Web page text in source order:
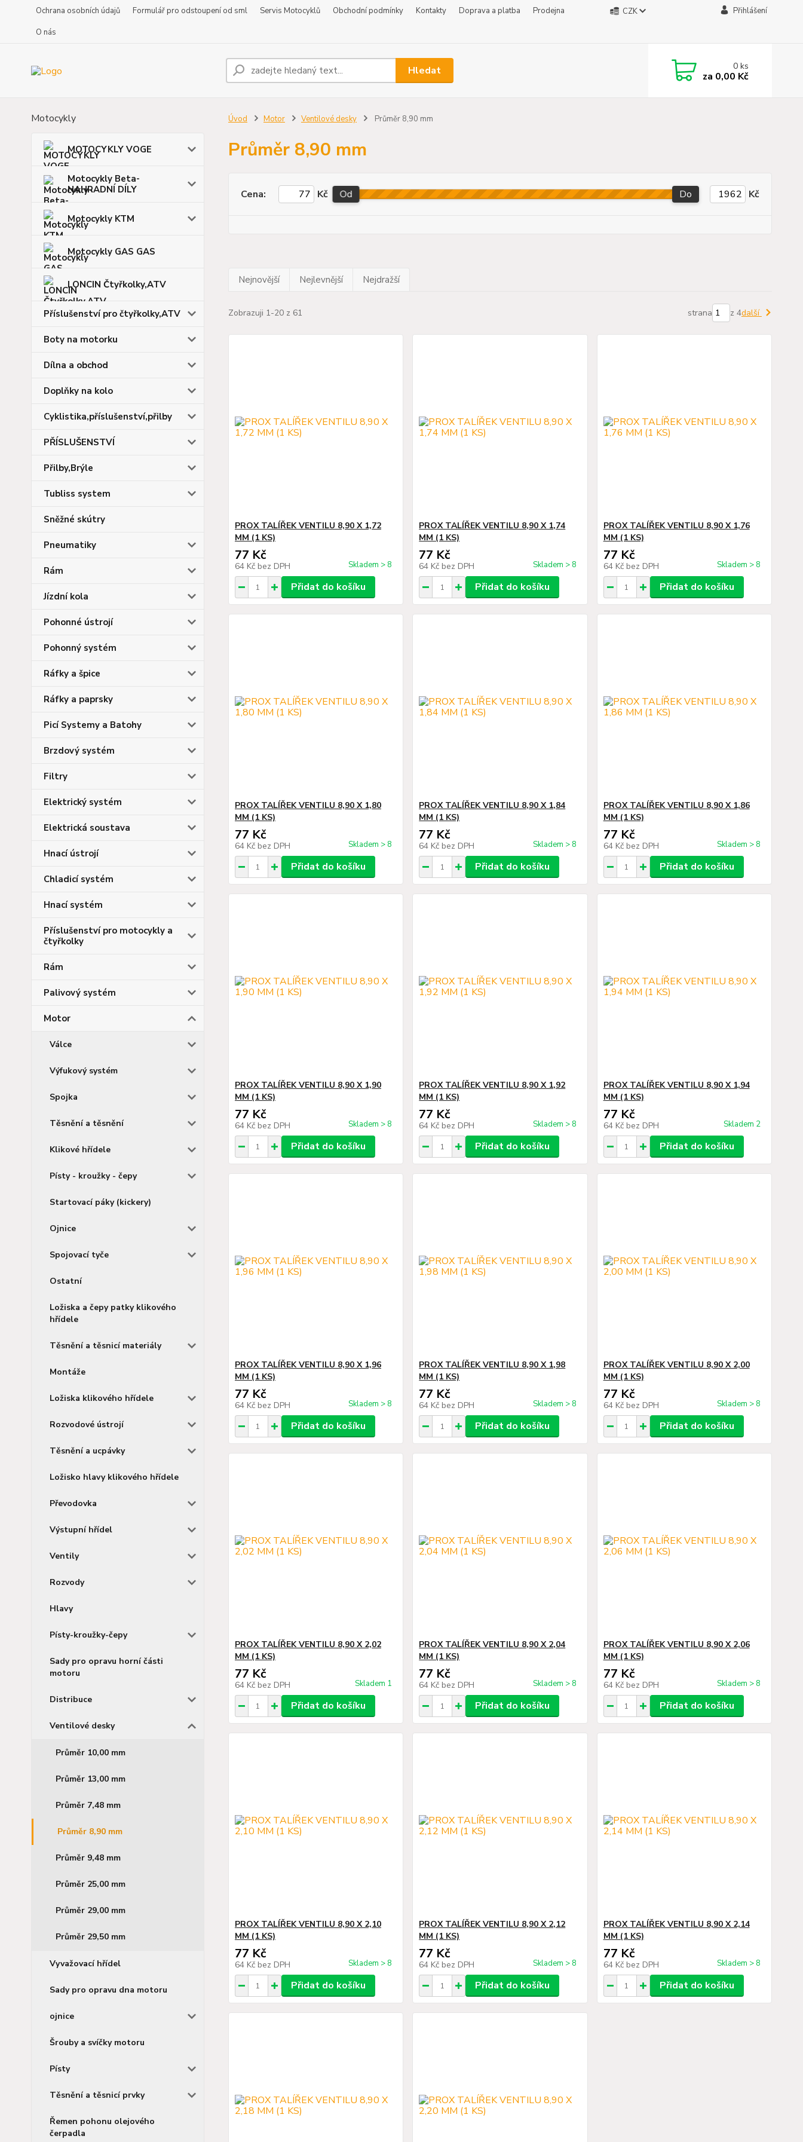
Ochrana osobních údajů Formulář pro odstoupení od sml Servis Motocyklů Obchodní podmínky Kontakty Doprava a platba
Prodejna
O nás
CZK Přihlášení
Hledat 0ks
za 0,00 Kč
Motocykly
MOTOCYKLY VOGE
Motocykly Beta-
NAHRADNÍ DÍLY
Motocykly KTM
Motocykly GAS GAS
LONCIN Čtyřkolky,ATV
Příslušenství pro čtyřkolky,ATV
Boty na motorku
Dílna a obchod
Doplňky na kolo
Cyklistika,příslušenství,přilby
PŘÍSLUŠENSTVÍ
Přilby,Brýle
Tubliss system
Sněžné skútry
Pneumatiky
Rám
Jízdní kola
Pohonné ústrojí
Pohonný systém
Ráfky a špice
Ráfky a paprsky
Picí Systemy a Batohy
Brzdový systém
Filtry
Elektrický systém
Elektrická soustava
Hnací ústrojí
Chladicí systém
Hnací systém
Příslušenství pro motocykly a
čtyřkolky
Rám
Palivový systém
Motor
Válce
Výfukový systém
Spojka
Těsnění a těsnění
Klikové hřídele
Písty - kroužky - čepy
Startovací páky (kickery)
Ojnice
Spojovací tyče
Ostatní
Ložiska a čepy patky klikového
hřídele
Těsnění a těsnicí materiály
Montáže
Ložiska klikového hřídele
Rozvodové ústrojí
Těsnění a ucpávky
Ložisko hlavy klikového hřídele
Převodovka
Výstupní hřídel
Ventily
Rozvody
Hlavy
Písty-kroužky-čepy
Sady pro opravu horní části
motoru
Distribuce
Ventilové desky
Průměr 10,00 mm
Průměr 13,00 mm
Průměr 7,48 mm
Průměr 8,90 mm
Průměr 9,48 mm
Průměr 25,00 mm
Průměr 29,00 mm
Průměr 29,50 mm
Vyvažovací hřídel
Sady pro opravu dna motoru
ojnice
Šrouby a svíčky motoru
Písty
Těsnění a těsnicí prvky
Řemen pohonu olejového
čerpadla
Úvod Motor Ventilové desky Průměr 8,90 mm
Průměr 8,90 mm
Cena: Kč Od Do Kč
Nejnovější Nejlevnější Nejdražší
Zobrazuji 1-20 z 61 strana z 4další
PROX TALÍŘEK VENTILU 8,90 X 1,72
MM (1 KS)
77 Kč
64 Kč bez DPH Skladem > 8
Přidat do košíku
PROX TALÍŘEK VENTILU 8,90 X 1,74
MM (1 KS)
77 Kč
64 Kč bez DPH Skladem > 8
Přidat do košíku
PROX TALÍŘEK VENTILU 8,90 X 1,76
MM (1 KS)
77 Kč
64 Kč bez DPH Skladem > 8
Přidat do košíku
PROX TALÍŘEK VENTILU 8,90 X 1,80
MM (1 KS)
77 Kč
64 Kč bez DPH Skladem > 8
Přidat do košíku
PROX TALÍŘEK VENTILU 8,90 X 1,84
MM (1 KS)
77 Kč
64 Kč bez DPH Skladem > 8
Přidat do košíku
PROX TALÍŘEK VENTILU 8,90 X 1,86
MM (1 KS)
77 Kč
64 Kč bez DPH Skladem > 8
Přidat do košíku
PROX TALÍŘEK VENTILU 8,90 X 1,90
MM (1 KS)
77 Kč
64 Kč bez DPH Skladem > 8
Přidat do košíku
PROX TALÍŘEK VENTILU 8,90 X 1,92
MM (1 KS)
77 Kč
64 Kč bez DPH Skladem > 8
Přidat do košíku
PROX TALÍŘEK VENTILU 8,90 X 1,94
MM (1 KS)
77 Kč
64 Kč bez DPH Skladem 2
Přidat do košíku
PROX TALÍŘEK VENTILU 8,90 X 1,96
MM (1 KS)
77 Kč
64 Kč bez DPH Skladem > 8
Přidat do košíku
PROX TALÍŘEK VENTILU 8,90 X 1,98
MM (1 KS)
77 Kč
64 Kč bez DPH Skladem > 8
Přidat do košíku
PROX TALÍŘEK VENTILU 8,90 X 2,00
MM (1 KS)
77 Kč
64 Kč bez DPH Skladem > 8
Přidat do košíku
PROX TALÍŘEK VENTILU 8,90 X 2,02
MM (1 KS)
77 Kč
64 Kč bez DPH Skladem 1
Přidat do košíku
PROX TALÍŘEK VENTILU 8,90 X 2,04
MM (1 KS)
77 Kč
64 Kč bez DPH Skladem > 8
Přidat do košíku
PROX TALÍŘEK VENTILU 8,90 X 2,06
MM (1 KS)
77 Kč
64 Kč bez DPH Skladem > 8
Přidat do košíku
PROX TALÍŘEK VENTILU 8,90 X 2,10
MM (1 KS)
77 Kč
64 Kč bez DPH Skladem > 8
Přidat do košíku
PROX TALÍŘEK VENTILU 8,90 X 2,12
MM (1 KS)
77 Kč
64 Kč bez DPH Skladem > 8
Přidat do košíku
PROX TALÍŘEK VENTILU 8,90 X 2,14
MM (1 KS)
77 Kč
64 Kč bez DPH Skladem > 8
Přidat do košíku